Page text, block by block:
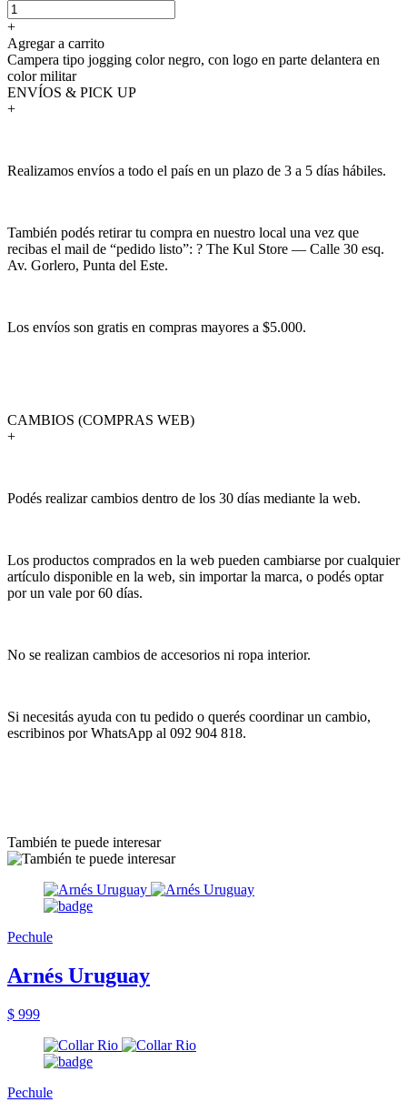
+
Agregar a carrito
Campera tipo jogging color negro, con logo en parte delantera en
color militar
ENVÍOS & PICK UP
+
Realizamos envíos a todo el país en un plazo de 3 a 5 días hábiles.
También podés retirar tu compra en nuestro local una vez que
recibas el mail de “pedido listo”: ? The Kul Store — Calle 30 esq.
Av. Gorlero, Punta del Este.
Los envíos son gratis en compras mayores a $5.000.
CAMBIOS (COMPRAS WEB)
+
Podés realizar cambios dentro de los 30 días mediante la web.
Los productos comprados en la web pueden cambiarse por cualquier
artículo disponible en la web, sin importar la marca, o podés optar
por un vale por 60 días.
No se realizan cambios de accesorios ni ropa interior.
Si necesitás ayuda con tu pedido o querés coordinar un cambio,
escribinos por WhatsApp al 092 904 818.
También te puede interesar
Pechule
Arnés Uruguay
$ 999
Pechule